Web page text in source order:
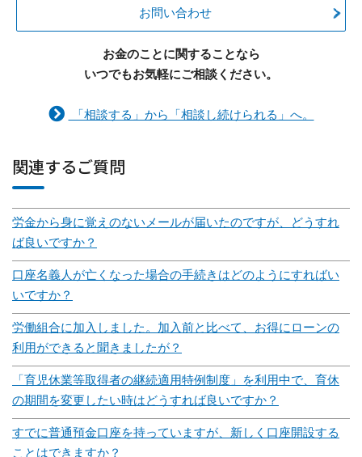
お問い合わせ
お金のことに関することなら
いつでもお気軽にご相談ください。
「相談する」から「相談し続けられる」へ。
関連するご質問
労金から身に覚えのないメールが届いたのですが、どうすれ
ば良いですか？
口座名義人が亡くなった場合の手続きはどのようにすればい
いですか？
労働組合に加入しました。加入前と比べて、お得にローンの
利用ができると聞きましたが？
「育児休業等取得者の継続適用特例制度」を利用中で、育休
の期間を変更したい時はどうすれば良いですか？
すでに普通預金口座を持っていますが、新しく口座開設する
ことはできますか？